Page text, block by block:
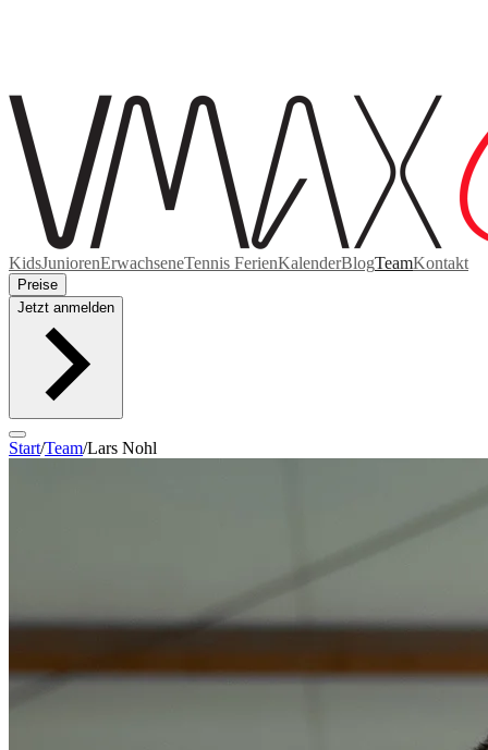
KidsJuniorenErwachseneTennis FerienKalenderBlogTeamKontakt
Preise
Jetzt anmelden
Start/Team/Lars Nohl